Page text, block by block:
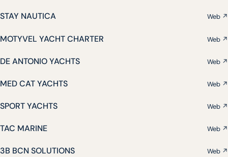
STAY NAUTICA Web ↗
MOTYVEL YACHT CHARTER Web ↗
DE ANTONIO YACHTS Web ↗
MED CAT YACHTS Web ↗
SPORT YACHTS Web ↗
TAC MARINE Web ↗
3B BCN SOLUTIONS Web ↗